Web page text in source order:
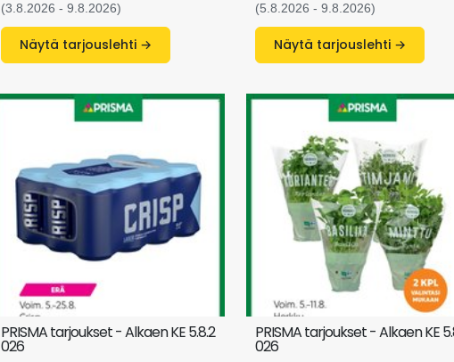
(3.8.2026 - 9.8.2026)
Näytä tarjouslehti →
(5.8.2026 - 9.8.2026)
Näytä tarjouslehti →
PRISMA tarjoukset - Alkaen KE 5.8.2
026
PRISMA tarjoukset - Alkaen KE
026